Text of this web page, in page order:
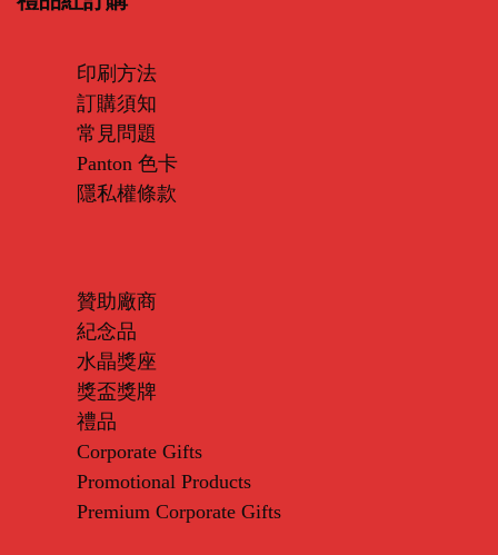
印刷方法
訂購須知
常見問題
Panton 色卡
隱私權條款
贊助廠商
紀念品
水晶獎座
獎盃獎牌
禮品
Corporate Gifts
Promotional Products
Premium Corporate Gifts